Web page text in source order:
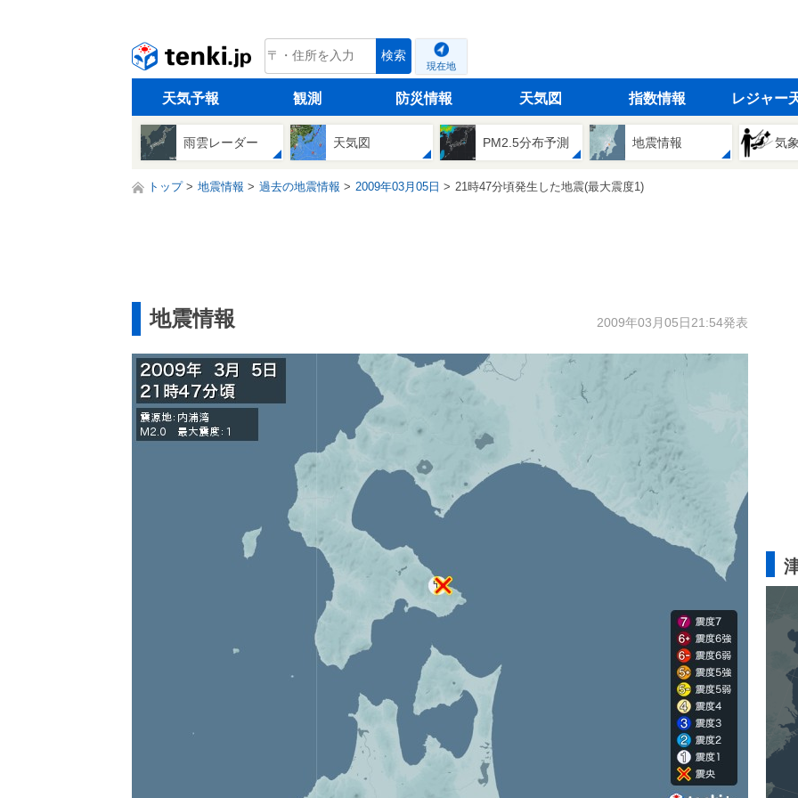
tenki.jp 検索
現在地
天気予報 観測 防災情報 天気図 指数情報 レジャー
雨雲レーダー 天気図 PM2.5分布予測 地震情報 気
トップ 地震情報 過去の地震情報 2009年03月05日 21時47分頃発生した地震(最大震度1)
地震情報 2009年03月05日21:54発表